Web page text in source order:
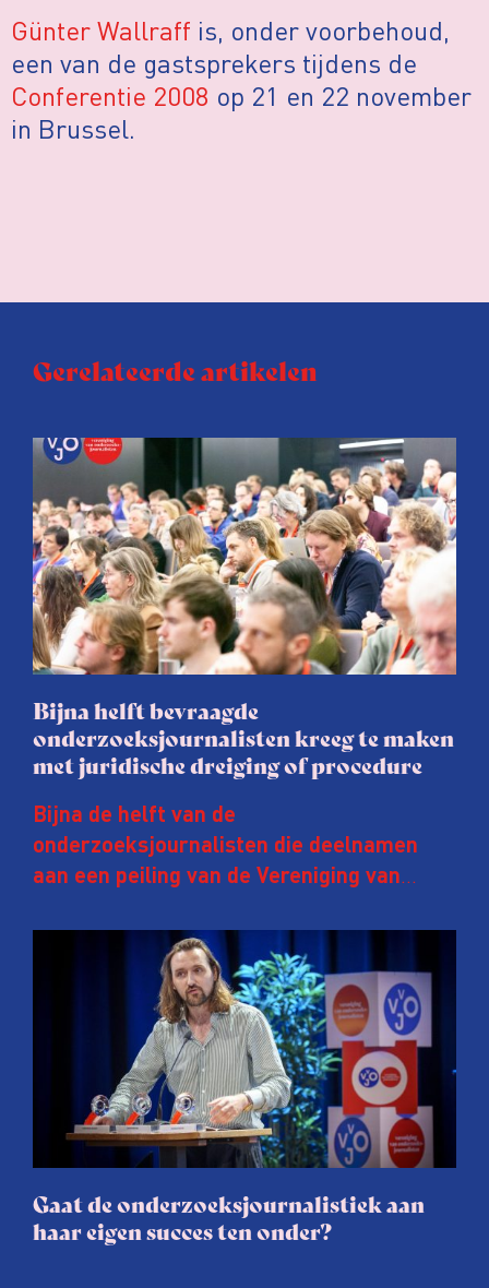
Günter Wallraff is, onder voorbehoud,
een van de gastsprekers tijdens de
Conferentie 2008 op 21 en 22 november
in Brussel.
Gerelateerde artikelen
Bijna helft bevraagde
onderzoeksjournalisten kreeg te maken
met juridische dreiging of procedure
Bijna de helft van de
onderzoeksjournalisten die deelnamen
aan een peiling van de Vereniging van
afgelopen twee jaar te maken met
juridische dreiging of een juridische
procedure rond het eigen werk. Dat kost
journalisten tijd, ook ervaren zij stress en
soms worden publicaties aangepast of
gaat de hele publicatie zelfs niet door.
Gaat de onderzoeksjournalistiek aan
haar eigen succes ten onder?